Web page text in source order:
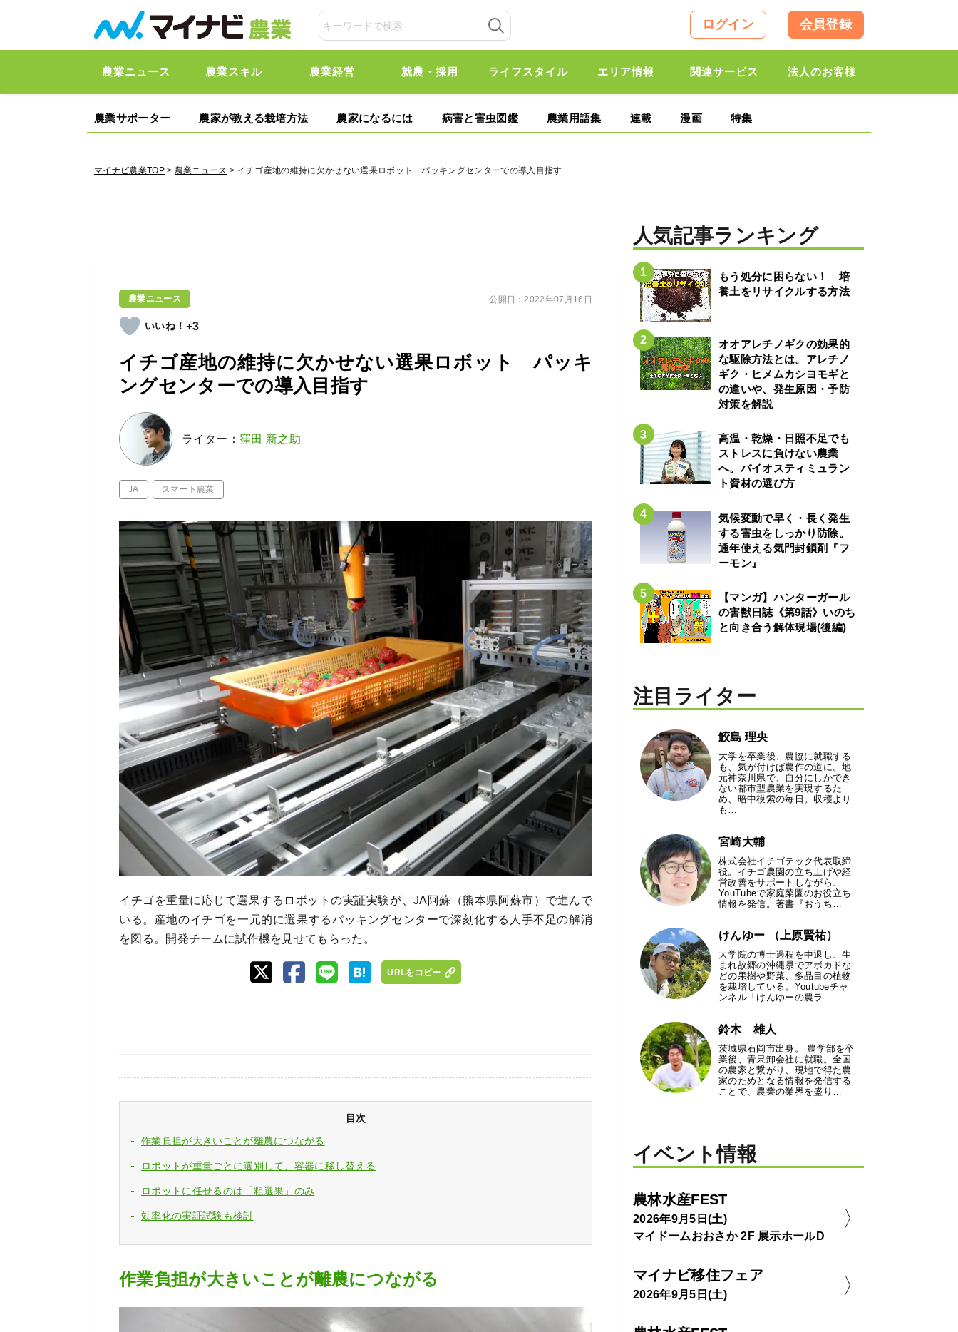
ログイン 会員登録
農業ニュース 農業スキル 農業経営 就農・採用 ライフスタイル エリア情報 関連サービス 法人のお客様
農業サポーター 農家が教える栽培方法 農家になるには 病害と害虫図鑑 農業用語集 連載 漫画 特集
マイナビ農業TOP> 農業ニュース > イチゴ産地の維持に欠かせない選果ロボット パッキングセンターでの導入目指す
農業ニュース
+3
イチゴ産地の維持に欠かせない選果ロボット パッキ
ングセンターでの導入目指す
ライター： 窪田 新之助
JA スマート農業
公開日：2022年07月16日
イチゴを重量に応じて選果するロボットの実証実験が、JA阿蘇（熊本県阿蘇市）で進んで
いる。産地のイチゴを一元的に選果するパッキングセンターで深刻化する人手不足の解消
を図る。開発チームに試作機を見せてもらった。
URLをコピー
目次
作業負担が大きいことが離農につながる
ロボットが重量ごとに選別して、容器に移し替える
ロボットに任せるのは「粗選果」のみ
効率化の実証試験も検討
作業負担が大きいことが離農につながる
人気記事ランキング
もう処分に困らない！ 培
養土をリサイクルする方法
オオアレチノギクの効果的
な駆除方法とは。アレチノ
ギク・ヒメムカシヨモギと
の違いや、発生原因・予防
対策を解説
高温・乾燥・日照不足でも
ストレスに負けない農業
へ。バイオスティミュラン
ト資材の選び方
気候変動で早く・長く発生
する害虫をしっかり防除。
通年使える気門封鎖剤『フ
ーモン』
【マンガ】ハンターガール
の害獣日誌《第9話》いのち
と向き合う解体現場(後編)
注目ライター
鮫島 理央
大学を卒業後、農協に就職する
も、気が付けば農作の道に。地
元神奈川県で、自分にしかでき
ない都市型農業を実現するた
め、暗中模索の毎日。収穫より
も…
宮崎大輔
株式会社イチゴテック代表取締
役。イチゴ農園の立ち上げや経
営改善をサポートしながら、
YouTubeで家庭菜園のお役立ち
情報を発信。著書『おうち…
けんゆー （上原賢祐）
大学院の博士過程を中退し、生
まれ故郷の沖縄県でアボカドな
どの果樹や野菜、多品目の植物
を栽培している。Youtubeチャ
ンネル「けんゆーの農ラ…
鈴木 雄人
茨城県石岡市出身。 農学部を卒
業後、青果卸会社に就職。全国
の農家と繋がり、現地で得た農
家のためとなる情報を発信する
ことで、農業の業界を盛り…
イベント情報
農林水産FEST
2026年9月5日(土)
マイドームおおさか 2F 展示ホールD
マイナビ移住フェア
2026年9月5日(土)